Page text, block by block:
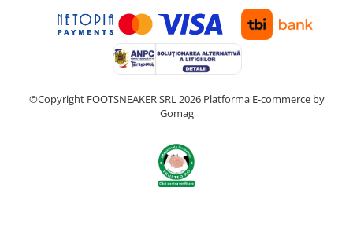
©Copyright FOOTSNEAKER SRL 2026 Platforma E-commerce by
Gomag